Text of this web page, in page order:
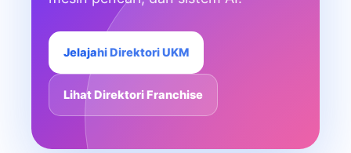
Jelajahi Direktori UKM
Lihat Direktori Franchise